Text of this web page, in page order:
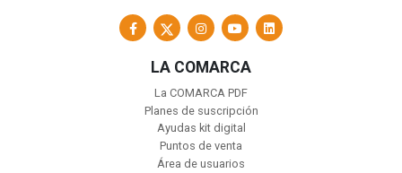
LA COMARCA
La COMARCA PDF
Planes de suscripción
Ayudas kit digital
Puntos de venta
Área de usuarios